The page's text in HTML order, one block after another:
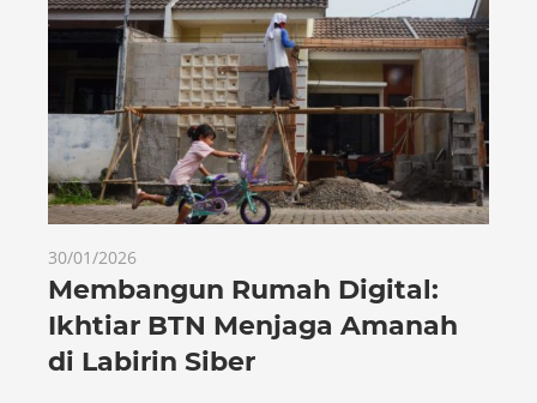
30/01/2026
Membangun Rumah Digital:
Ikhtiar BTN Menjaga Amanah
di Labirin Siber